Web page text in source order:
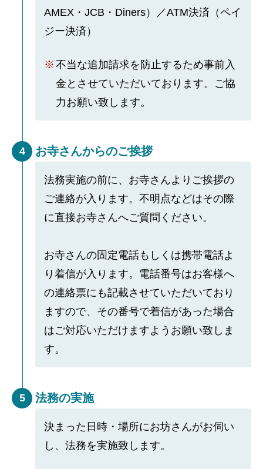
AMEX・JCB・Diners）／ATM決済（ペイ
ジー決済）
不当な追加請求を防止するため事前入
金とさせていただいております。ご協
力お願い致します。
4 お寺さんからのご挨拶
法務実施の前に、お寺さんよりご挨拶の
ご連絡が入ります。不明点などはその際
に直接お寺さんへご質問ください。
お寺さんの固定電話もしくは携帯電話よ
り着信が入ります。電話番号はお客様へ
の連絡票にも記載させていただいており
ますので、その番号で着信があった場合
はご対応いただけますようお願い致しま
す。
5 法務の実施
決まった日時・場所にお坊さんがお伺い
し、法務を実施致します。